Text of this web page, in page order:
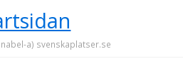
a) svenskaplatser.se